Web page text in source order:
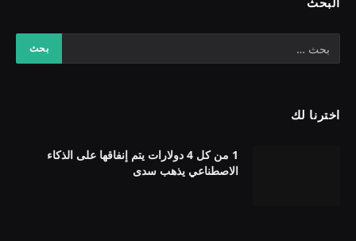
اخترنا لك
1 من كل 4 دولارات يتم إنفاقها على الذكاء
الاصطناعي يذهب سدى